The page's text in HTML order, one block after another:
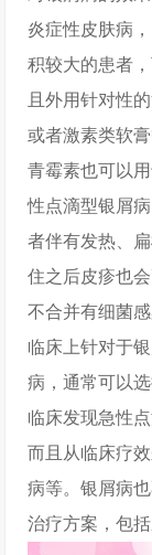
炎症性皮肤病
积较大的患者
且外用针对性
或者激素类软膏
青霉素也可以
性点滴型银屑
者伴有发热、
住之后皮疹也
不合并有细菌
临床上针对于
病，通常可以
临床发现急性
而且从临床疗
病等。银屑病
治疗方案，包